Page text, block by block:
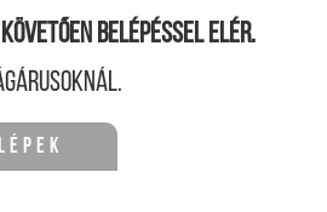
belépéssel elér.